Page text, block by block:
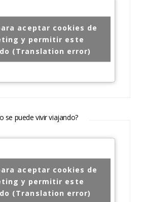
aceptar cookies de
y permitir este
(Translation error)
se puede vivir viajando?
aceptar cookies de
y permitir este
(Translation error)